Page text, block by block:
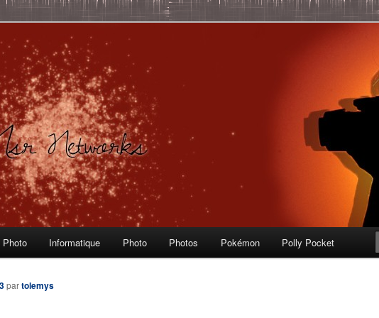
– Labo Ubuntu
Photo Informatique Photo Photos Pokémon Polly Pocket
partolemys